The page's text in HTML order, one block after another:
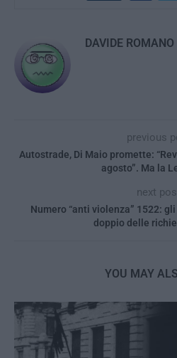
DAVIDE ROMANO
previous
Autostrade, Di Maio promette:
agosto”. Ma la
next
Numero “anti violenza” 1522:
doppio delle
YOU MAY